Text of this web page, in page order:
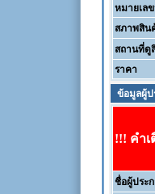
หมายเล
สภาพสิน
สถานที่ดู
ราคา
ข้อมูลผู้ป
!!! คำ
ชื่อผู้ประ